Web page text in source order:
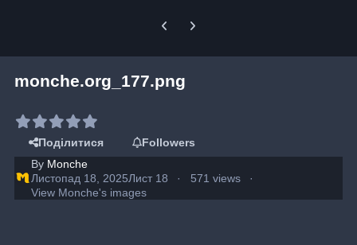
Previous carousel slide
Next carousel slide
monche.org_177.png
Поділитися
Followers
By Monche
Листопад 18, 2025Лист 18
571 views
View Monche's images